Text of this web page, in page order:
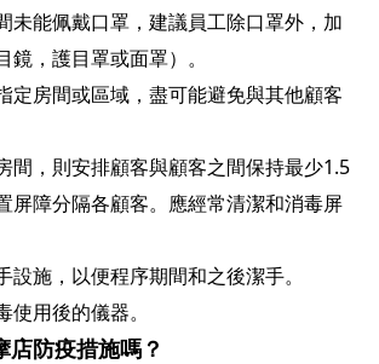
未能佩戴口罩，建議員工除口罩外，加
鏡，護目罩或面罩）。
定房間或區域，盡可能避免與其他顧客
間，則安排顧客與顧客之間保持最少1.5
屏障分隔各顧客。應經常清潔和消毒屏
設施，以便程序期間和之後潔手。
用後的儀器。
店防疫措施嗎？